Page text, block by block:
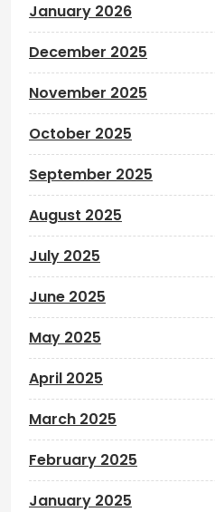
January 2026
December 2025
November 2025
October 2025
September 2025
August 2025
July 2025
June 2025
May 2025
April 2025
March 2025
February 2025
January 2025